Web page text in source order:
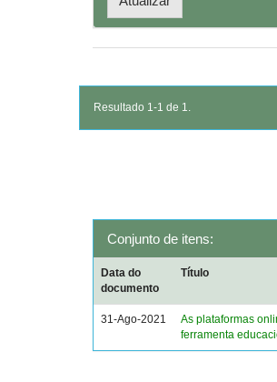
Resultado 1-1 de 1.
Conjunto de itens:
Data do
documento
Título
31-Ago-2021
As plataformas
ferramenta